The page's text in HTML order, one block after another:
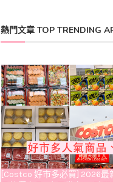
熱門文章 TOP TRENDING
[Costco 好市多必買] 2026最